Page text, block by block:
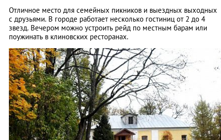
Отличное место для семейных пикников и выездных выходных
с друзьями. В городе работает несколько гостиниц от 2 до 4
звезд. Вечером можно устроить рейд по местным барам или
поужинать в клиновских ресторанах.